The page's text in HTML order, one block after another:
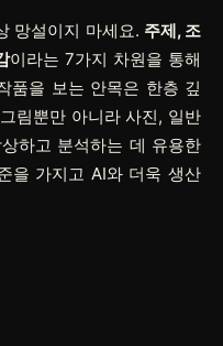
망설이지 마세요. 주제, 조
이라는 7가지 차원을 통해
품을 보는 안목은 한층 깊
림뿐만 아니라 사진, 일반
하고 분석하는 데 유용한
을 가지고 AI와 더욱 생산